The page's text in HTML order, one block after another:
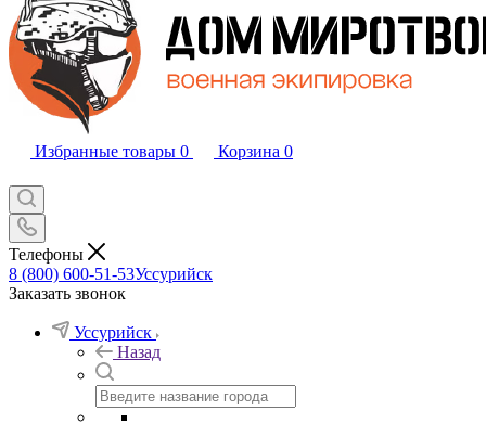
Избранные товары 0 Корзина 0
Телефоны
8 (800) 600-51-53Уссурийск
Заказать звонок
Уссурийск
Назад